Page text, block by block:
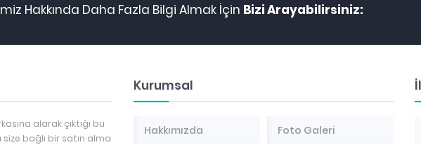
Hakkında Daha Fazla Bilgi Almak İçin Bizi Arayabilirsiniz:
alarak çıktığı bu
size bağlı bir satın alma
Kurumsal
Hakkımızda Foto Galeri